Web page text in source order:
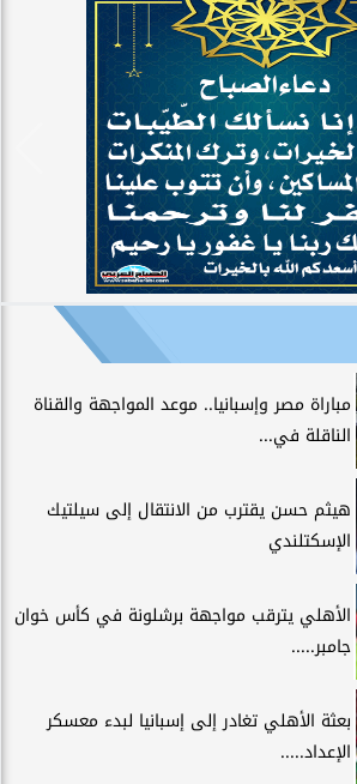
مباراة مصر وإسبانيا.. موعد المواجهة والقناة
الناقلة في...
هيثم حسن يقترب من الانتقال إلى سيلتيك
الإسكتلندي
الأهلي يترقب مواجهة برشلونة في كأس خوان
جامبر.....
بعثة الأهلي تغادر إلى إسبانيا لبدء معسكر
الإعداد.....